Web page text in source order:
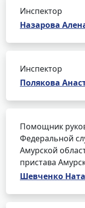
Инспектор
Назарова
Инспектор
Полякова
Помощник
Федеральной
Амурской
пристава
Шевченко